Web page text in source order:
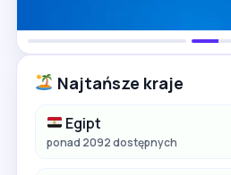
Najtańsze kraje
Egipt
ponad 2092 dostępnych